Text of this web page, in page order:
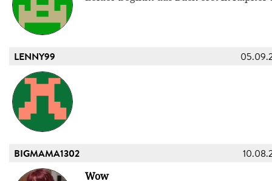
LENNY99
BIGMAMA1302
Wow